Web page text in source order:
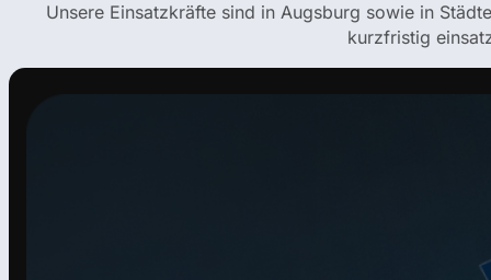
Unsere Einsatzkräfte sind in Augsburg sowie in
kurzfristig